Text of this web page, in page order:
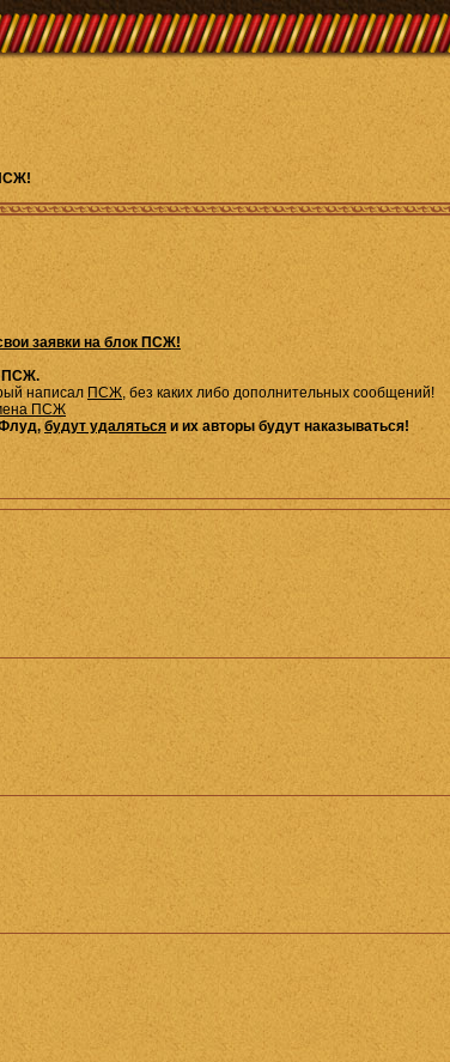
заявки на блок ПСЖ!
ПСЖ.
написал ПСЖ, без каких либо дополнительных сообщений!
ПСЖ
будут удаляться и их авторы будут наказываться!